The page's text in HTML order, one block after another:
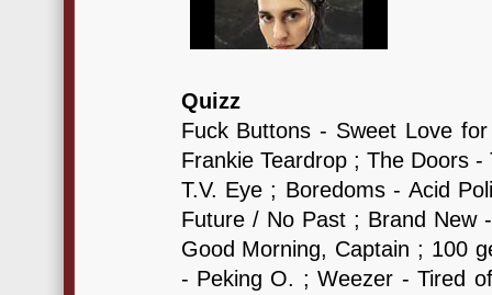
Quizz
Fuck Buttons - Sweet Love
Frankie Teardrop ; The Doors
T.V. Eye ; Boredoms - Acid
Future / No Past ; Brand New
Good Morning, Captain ; 100
- Peking O. ; Weezer - Tired